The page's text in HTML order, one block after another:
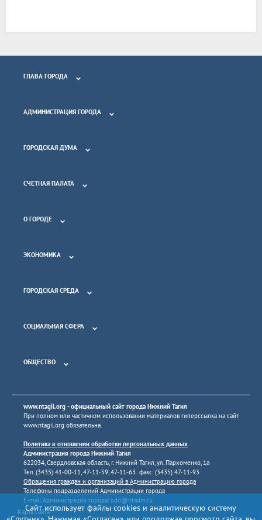
ГЛАВА ГОРОДА
АДМИНИСТРАЦИЯ ГОРОДА
ГОРОДСКАЯ ДУМА
СЧЕТНАЯ ПАЛАТА
О ГОРОДЕ
ЭКОНОМИКА
ГОРОДСКАЯ СРЕДА
СОЦИАЛЬНАЯ СФЕРА
ОБЩЕСТВО
www.ntagil.org - официальный сайт города Нижний Тагил
При полном или частичном использовании материалов гиперссылка на сайт
www.ntagil.org обязательна.
Политика в отношении обработки персональных данных
Администрация города Нижний Тагил
622034, Свердловская область, г. Нижний Тагил, ул. Пархоменко, 1а
Тел. (3435) 41-00-11, 47-11-59, 47-11-63 факс: (3435) 47-11-93
Обращения граждан и организаций в Администрацию города
Телефоны подразделений Администрации города
E-mail Администрации города: odo@ntadm.ru
Карта сайта
Сайт использует файлы cookies и аналитическую систему